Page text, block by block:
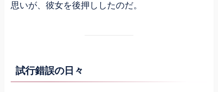
思いが、彼女を後押ししたのだ。
試行錯誤の日々